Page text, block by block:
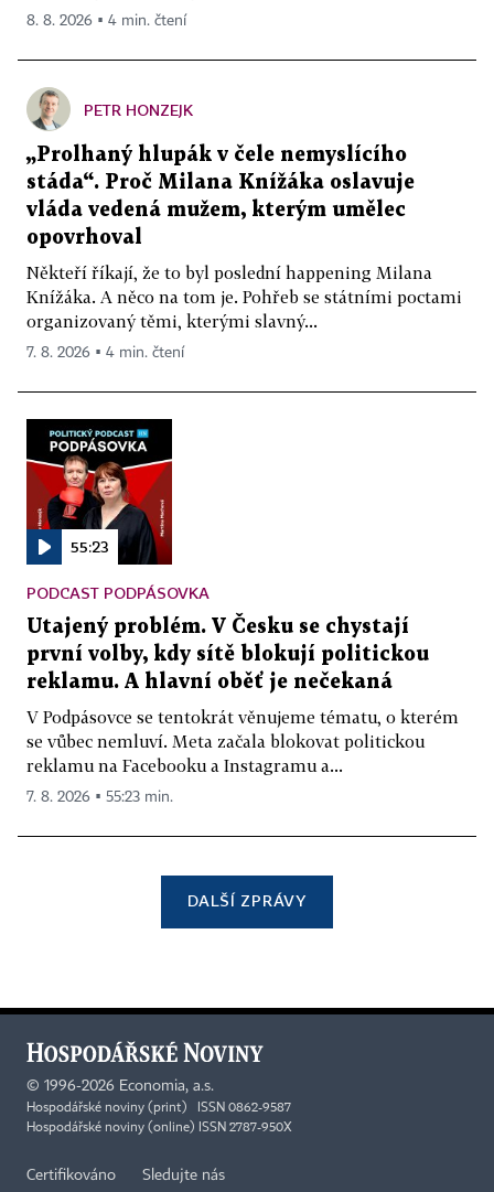
8. 8. 2026 ▪ 4 min. čtení
PETR HONZEJK
„Prolhaný hlupák v čele nemyslícího
stáda“. Proč Milana Knížáka oslavuje
vláda vedená mužem, kterým umělec
opovrhoval
Někteří říkají, že to byl poslední happening Milana
Knížáka. A něco na tom je. Pohřeb se státními poctami
organizovaný těmi, kterými slavný...
7. 8. 2026 ▪ 4 min. čtení
55:23
PODCAST PODPÁSOVKA
Utajený problém. V Česku se chystají
první volby, kdy sítě blokují politickou
reklamu. A hlavní oběť je nečekaná
V Podpásovce se tentokrát věnujeme tématu, o kterém
se vůbec nemluví. Meta začala blokovat politickou
reklamu na Facebooku a Instagramu a...
7. 8. 2026 ▪ 55:23 min.
DALŠÍ ZPRÁVY
© 1996-2026 Economia, a.s.
Hospodářské noviny (print) ISSN 0862-9587
Hospodářské noviny (online) ISSN 2787-950X
Certifikováno Sledujte nás